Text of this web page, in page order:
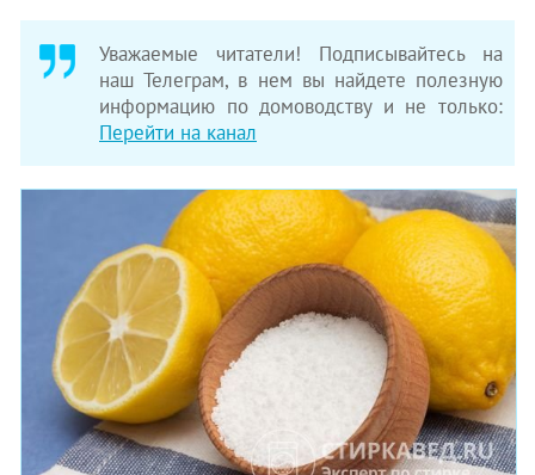
Уважаемые читатели! Подписывайтесь на
наш Телеграм, в нем вы найдете полезную
информацию по домоводству и не только:
Перейти на канал